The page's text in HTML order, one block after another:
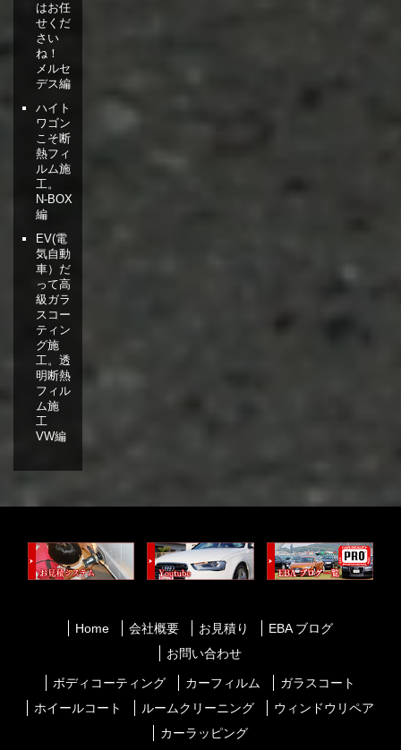
はお任
せくだ
さい
ね！
メルセ
デス編
ハイト
ワゴン
こそ断
熱フィ
ルム施
工。
N-BOX
編
EV(電
気自動
車）だ
って高
級ガラ
スコー
ティン
グ施
工。透
明断熱
フィル
ム施
工
VW編
Home 会社概要 お見積り
EBA ブログ
お問い合わせ
ボディコーティング カーフィルム
ガラスコート
ホイールコート
ルームクリーニング
ウィンドウリペア
カーラッピング